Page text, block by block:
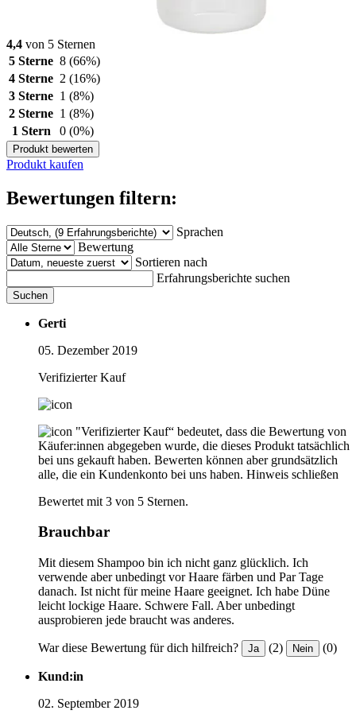
4,4 von 5 Sternen
5 Sterne 8 (66%)
4 Sterne 2 (16%)
3 Sterne 1 (8%)
2 Sterne 1 (8%)
1 Stern
0 (0%)
Produkt bewerten
Produkt kaufen
Bewertungen filtern:
Sprachen
Bewertung
Sortieren nach
Erfahrungsberichte suchen
Suchen
Gerti
05. Dezember 2019
Verifizierter Kauf
"Verifizierter Kauf“ bedeutet, dass die Bewertung von
Käufer:innen abgegeben wurde, die dieses Produkt tatsächlich
bei uns gekauft haben. Bewerten können aber grundsätzlich
alle, die ein Kundenkonto bei uns haben. Hinweis schließen
Bewertet mit 3 von 5 Sternen.
Brauchbar
Mit diesem Shampoo bin ich nicht ganz glücklich. Ich
verwende aber unbedingt vor Haare färben und Par Tage
danach. Ist nicht für meine Haare geeignet. Ich habe Düne
leicht lockige Haare. Schwere Fall. Aber unbedingt
ausprobieren jede braucht was anderes.
War diese Bewertung für dich hilfreich? Ja (2) Nein (0)
Kund:in
02. September 2019